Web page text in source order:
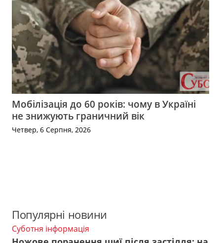
Мобілізація до 60 років: чому в Україні
не знижують граничний вік
Четвер, 6 Серпня, 2026
Популярні новини
Суботня інформація